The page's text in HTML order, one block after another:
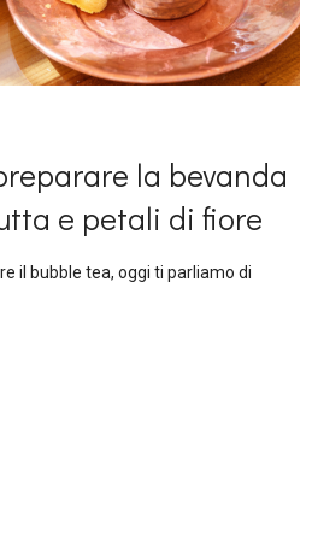
la bevanda
e petali di fiore
il bubble tea, oggi ti parliamo di